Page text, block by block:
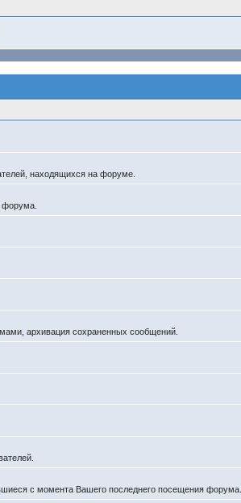
находящихся на форуме.
форума.
архивация сохраненных сообщений.
с момента Вашего последнего посещения форума.